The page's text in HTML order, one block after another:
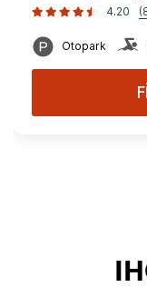
4.20
Otopark